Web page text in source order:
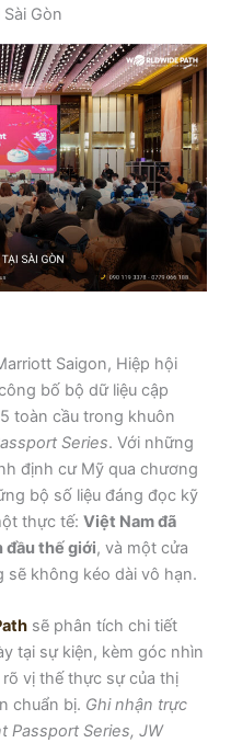
Gòn
Saigon, Hiệp hội
bố bộ dữ liệu cập
toàn cầu trong khuôn
Series. Với những
định cư Mỹ qua chương
bộ số liệu đáng đọc kỹ
thực tế:Việt Nam đã
đầu thế giới, và một cửa
sẽ không kéo dài vô hạn.
sẽ phân tích chi tiết
tại sự kiện, kèm góc nhìn
vị thế thực sự của thị
chuẩn bị. Ghi nhận trực
Passport Series, JW